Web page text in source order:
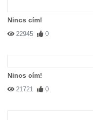
Nincs cím!
22945 0
Nincs cím!
21721 0